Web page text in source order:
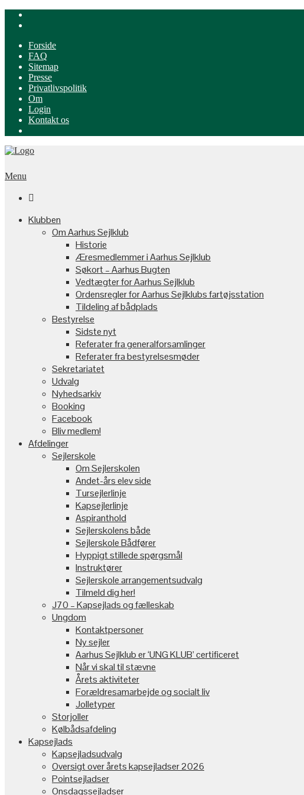
Forside
FAQ
Sitemap
Presse
Privatlivspolitik
Om
Login
Kontakt os
Menu

Klubben
Om Aarhus Sejlklub
Historie
Æresmedlemmer i Aarhus Sejlklub
Søkort – Aarhus Bugten
Vedtægter for Aarhus Sejlklub
Ordensregler for Aarhus Sejlklubs fartøjsstation
Tildeling af bådplads
Bestyrelse
Sidste nyt
Referater fra generalforsamlinger
Referater fra bestyrelsesmøder
Sekretariatet
Udvalg
Nyhedsarkiv
Booking
Facebook
Bliv medlem!
Afdelinger
Sejlerskole
Om Sejlerskolen
Andet-års elev side
Tursejlerlinje
Kapsejlerlinje
Aspiranthold
Sejlerskolens både
Sejlerskole Bådfører
Hyppigt stillede spørgsmål
Instruktører
Sejlerskole arrangementsudvalg
Tilmeld dig her!
J70 – Kapsejlads og fælleskab
Ungdom
Kontaktpersoner
Ny sejler
Aarhus Sejlklub er ‘UNG KLUB’ certificeret
Når vi skal til stævne
Årets aktiviteter
Forældresamarbejde og socialt liv
Jolletyper
Storjoller
Kølbådsafdeling
Kapsejlads
Kapsejladsudvalg
Oversigt over årets kapsejladser 2026
Pointsejladser
Onsdagssejladser